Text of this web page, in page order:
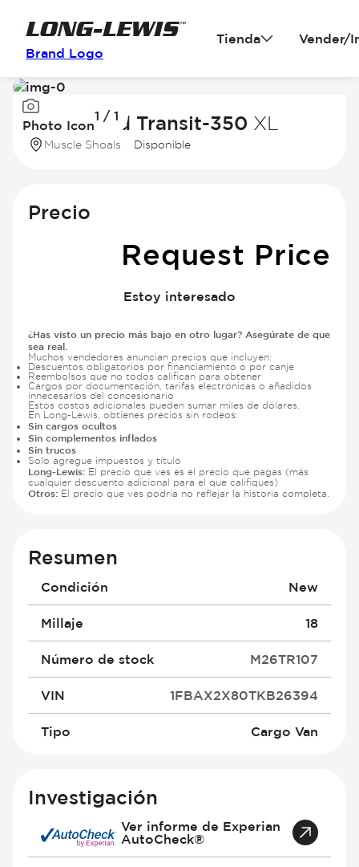
Brand Logo
Tienda Vender/
Image
of
Photo Icon
1 / 1
2026 Ford Transit-350 XL
Muscle Shoals Disponible
Precio
Request Price
Estoy interesado
¿Has visto un precio más bajo en otro lugar? Asegúrate de que
sea real.
Muchos vendedores anuncian precios que incluyen:
Descuentos obligatorios por financiamiento o por canje
Reembolsos que no todos califican para obtener
Cargos por documentación, tarifas electrónicas o añadidos
innecesarios del concesionario
Estos costos adicionales pueden sumar miles de dólares.
En Long-Lewis, obtienes precios sin rodeos:
Sin cargos ocultos
Sin complementos inflados
Sin trucos
Solo agregue impuestos y título
Long-Lewis: El precio que ves es el precio que pagas (más
cualquier descuento adicional para el que califiques)
Otros: El precio que ves podría no reflejar la historia completa.
Resumen
Condición New
Millaje 18
Número de stock M26TR107
VIN 1FBAX2X80TKB26394
Tipo Cargo Van
Investigación
Ver informe de Experian
AutoCheck®